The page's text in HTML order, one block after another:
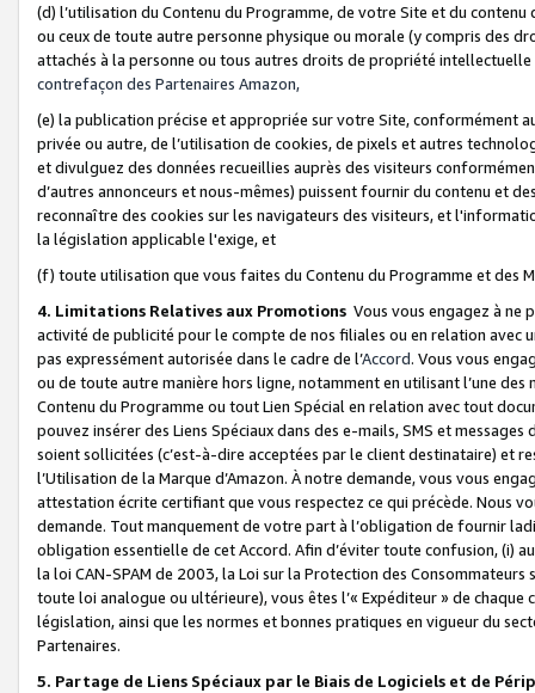
(d) l’utilisation du Contenu du Programme, de votre Site et du
ou ceux de toute autre personne physique ou morale (y compris des
attachés à la personne ou tous autres droits de propriété
contrefaçon des Partenaires Amazon,
(e) la publication précise et appropriée sur votre Site, conformément
privée ou autre, de l’utilisation de cookies, de pixels et autres
et divulguez des données recueillies auprès des visiteurs
d’autres annonceurs et nous-mêmes) puissent fournir du contenu et
reconnaître des cookies sur les navigateurs des visiteurs, et
la législation applicable l'exige, et
(f) toute utilisation que vous faites du Contenu du Programme et des
4. Limitations Relatives aux Promotions Vous vous engagez à ne
activité de publicité pour le compte de nos filiales ou en relation avec
pas expressément autorisée dans le cadre de l’Accord. Vous vous
ou de toute autre manière hors ligne, notamment en utilisant l’une
Contenu du Programme ou tout Lien Spécial en relation avec tout
pouvez insérer des Liens Spéciaux dans des e-mails, SMS et
soient sollicitées (c’est-à-dire acceptées par le client destinataire) et
l’Utilisation de la Marque d’Amazon. À notre demande, vous vous
attestation écrite certifiant que vous respectez ce qui précède. Nous
demande. Tout manquement de votre part à l’obligation de fournir
obligation essentielle de cet Accord. Afin d’éviter toute confusion, (i)
la loi CAN-SPAM de 2003, la Loi sur la Protection des
toute loi analogue ou ultérieure), vous êtes l’« Expéditeur » de
législation, ainsi que les normes et bonnes pratiques en vigueur du
Partenaires.
5. Partage de Liens Spéciaux par le Biais de Logiciels et de